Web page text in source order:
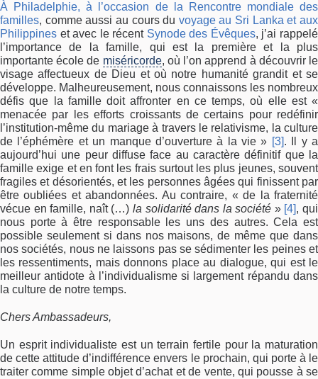
À Philadelphie, à l’occasion de la Rencontre mondiale des
familles, comme aussi au cours du voyage au Sri Lanka et aux
Philippines et avec le récent Synode des Évêques, j’ai rappelé
l’importance de la famille, qui est la première et la plus
importante école de miséricorde, où l’on apprend à découvrir le
visage affectueux de Dieu et où notre humanité grandit et se
développe. Malheureusement, nous connaissons les nombreux
défis que la famille doit affronter en ce temps, où elle est «
menacée par les efforts croissants de certains pour redéfinir
l’institution-même du mariage à travers le relativisme, la culture
de l’éphémère et un manque d’ouverture à la vie »
[3] . Il y a
aujourd’hui une peur diffuse face au caractère définitif que la
famille exige et en font les frais surtout les plus jeunes, souvent
fragiles et désorientés, et les personnes âgées qui finissent par
être oubliées et abandonnées. Au contraire, « de la fraternité
vécue en famille, naît (…) la solidarité dans la société » [4] , qui
nous porte à être responsable les uns des autres. Cela est
possible seulement si dans nos maisons, de même que dans
nos sociétés, nous ne laissons pas se sédimenter les peines et
les ressentiments, mais donnons place au dialogue, qui est le
meilleur antidote à l’individualisme si largement répandu dans
la culture de notre temps.
Chers Ambassadeurs,
Un esprit individualiste est un terrain fertile pour la maturation
de cette attitude d’indifférence envers le prochain, qui porte à le
traiter comme simple objet d’achat et de vente, qui pousse à se